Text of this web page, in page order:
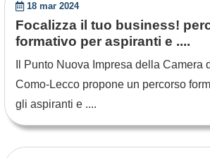
18 mar 2024
Focalizza il tuo business!
formativo per aspiranti e ....
Il Punto Nuova Impresa della Camera
Como-Lecco propone un percorso
gli aspiranti e ....